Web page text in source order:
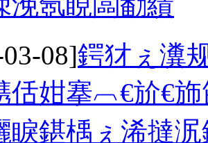
08]鍔犲ぇ瀵
佸姏搴︹€斺€
睙鍖楀ぇ浠撻